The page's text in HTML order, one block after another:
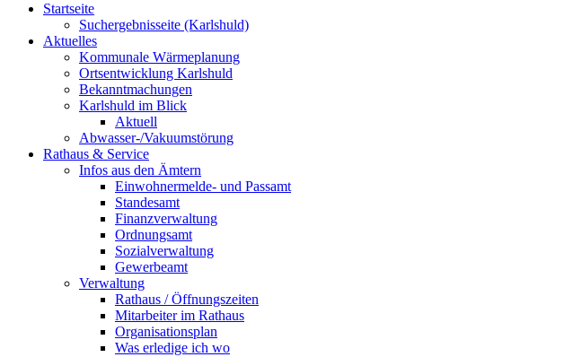
Startseite
Suchergebnisseite (Karlshuld)
Aktuelles
Kommunale Wärmeplanung
Ortsentwicklung Karlshuld
Bekanntmachungen
Karlshuld im Blick
Aktuell
Abwasser-/Vakuumstörung
Rathaus & Service
Infos aus den Ämtern
Einwohnermelde- und Passamt
Standesamt
Finanzverwaltung
Ordnungsamt
Sozialverwaltung
Gewerbeamt
Verwaltung
Rathaus / Öffnungszeiten
Mitarbeiter im Rathaus
Organisationsplan
Was erledige ich wo